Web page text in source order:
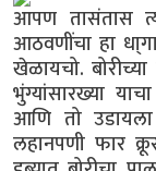
आपण तासंतास
आठवणींचा हा
खेळायचो.
भुंग्यांसारख्या
आणि तो
लहानपणी फार